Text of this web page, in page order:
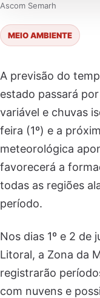
Ascom Semarh
MEIO AMBIENTE
A previsão do
estado passará
variável e chuvas
feira (1º) e a
meteorológica
favorecerá a
todas as regiões
período.
Nos dias 1º e 2 de
Litoral, a Zona da
registrarão
com nuvens e